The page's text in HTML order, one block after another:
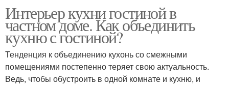
Интерьер кухни гостиной в
частном доме. Как объединить
кухню с гостиной?
Тенденция к объединению кухонь со смежными
помещениями постепенно теряет свою актуальность.
Ведь, чтобы обустроить в одной комнате и кухню, и